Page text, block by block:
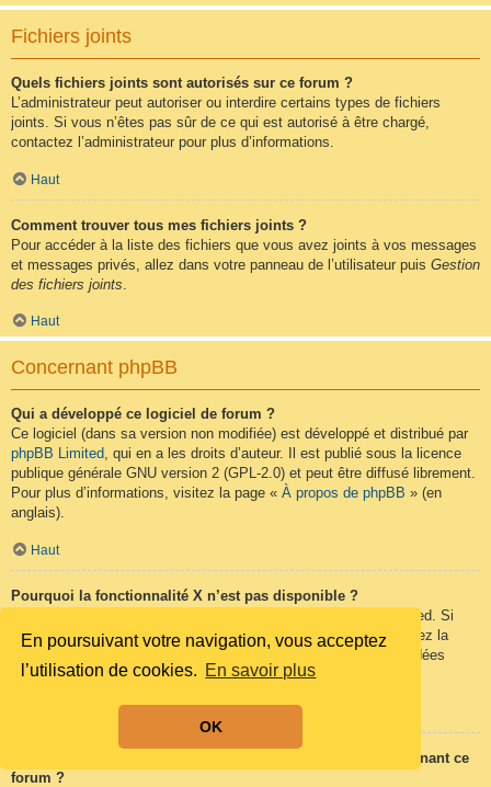
En poursuivant votre navigation, vous acceptez
l’utilisation de cookies. En savoir plus
OK
Fichiers joints
Quels fichiers joints sont autorisés sur ce forum ?
L’administrateur peut autoriser ou interdire certains types de fichiers
joints. Si vous n’êtes pas sûr de ce qui est autorisé à être chargé,
contactez l’administrateur pour plus d’informations.
Haut
Comment trouver tous mes fichiers joints ?
Pour accéder à la liste des fichiers que vous avez joints à vos messages
et messages privés, allez dans votre panneau de l’utilisateur puis Gestion
des fichiers joints
Haut
Concernant phpBB
Qui a développé ce logiciel de forum ?
Ce logiciel (dans sa version non modifiée) est développé et distribué par
phpBB Limited, qui en a les droits d’auteur. Il est publié sous la licence
publique générale GNU version 2 (GPL-2.0) et peut être diffusé librement.
Pour plus d’informations, visitez la page « À propos de phpBB » (en
anglais).
Haut
Pourquoi la fonctionnalité X n’est pas disponible ?
Ce logiciel a été développé et mis sous licence par phpBB Limited. Si
vous pensez qu’une fonctionnalité nécessite d’être ajoutée, visitez la
phpBB Ideas
(en anglais) où vous pouvez voter pour des idées
proposées ou en suggérer de nouvelles.
Qui contacter pour les abus ou les questions légales concernant ce
forum ?